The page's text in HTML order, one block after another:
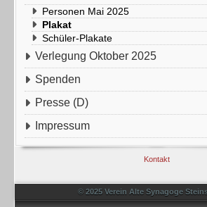
Kontakt
© 2025 Verein Alte Synagoge
Personen Mai 2025
Plakat
Schüler-Plakate
Verlegung Oktober 2025
Spenden
Presse (D)
Impressum